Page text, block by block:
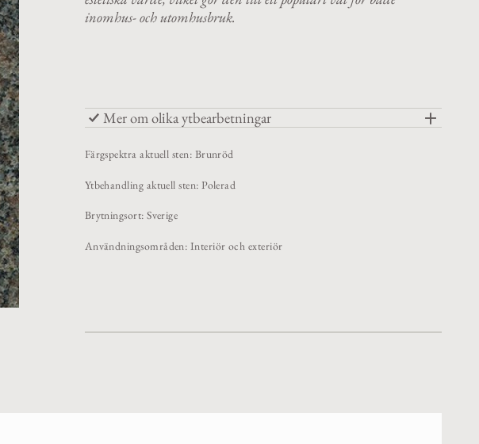
inomhus- och utomhusbruk.
Mer om olika ytbearbetningar
Färgspektra aktuell sten: Brunröd
Ytbehandling aktuell sten: Polerad
Brytningsort: Sverige
Användningsområden: Interiör och exteriör